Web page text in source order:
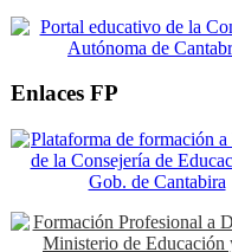
Enlaces FP